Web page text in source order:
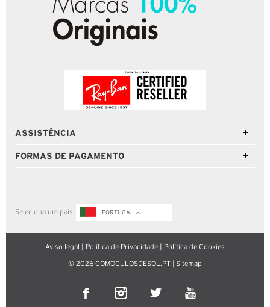
ASSISTÊNCIA
FORMAS DE PAGAMENTO
Seleciona um país PORTUGAL
Aviso legal Política de Privacidade Política de Cookies
© 2026 COMOCULOSDESOL.PT | Sitemap